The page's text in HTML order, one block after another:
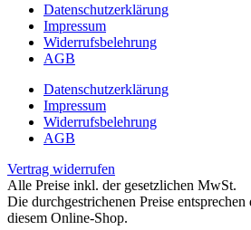
Datenschutzerklärung
Impressum
Widerrufsbelehrung
AGB
Datenschutzerklärung
Impressum
Widerrufsbelehrung
AGB
Vertrag widerrufen
Alle Preise inkl. der gesetzlichen MwSt.
Die durchgestrichenen Preise
diesem Online-Shop.